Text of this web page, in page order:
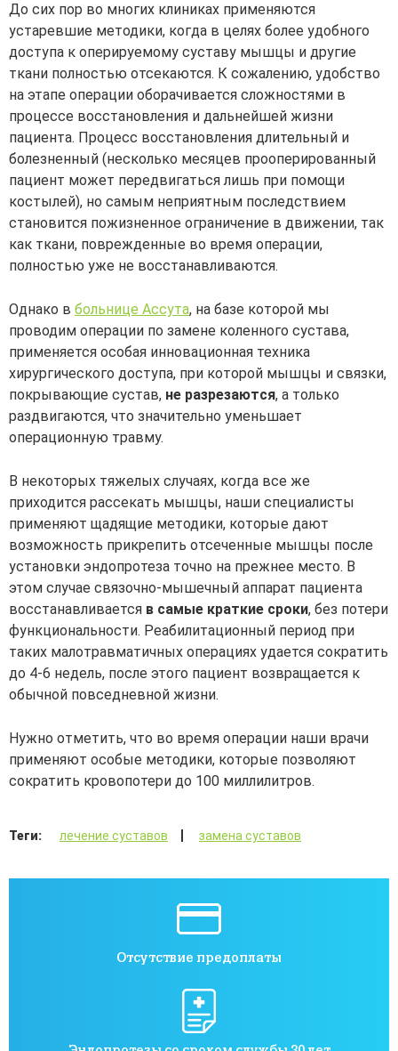
До сих пор во многих клиниках применяются
устаревшие методики, когда в целях более удобного
доступа к оперируемому суставу мышцы и другие
ткани полностью отсекаются. К сожалению, удобство
на этапе операции оборачивается сложностями в
процессе восстановления и дальнейшей жизни
пациента. Процесс восстановления длительный и
болезненный (несколько месяцев прооперированный
пациент может передвигаться лишь при помощи
костылей), но самым неприятным последствием
становится пожизненное ограничение в движении, так
как ткани, поврежденные во время операции,
полностью уже не восстанавливаются.
Однако в больнице Ассута, на базе которой мы
проводим операции по замене коленного сустава,
применяется особая инновационная техника
хирургического доступа, при которой мышцы и связки,
покрывающие сустав, не разрезаются, а только
раздвигаются, что значительно уменьшает
операционную травму.
В некоторых тяжелых случаях, когда все же
приходится рассекать мышцы, наши специалисты
применяют щадящие методики, которые дают
возможность прикрепить отсеченные мышцы после
установки эндопротеза точно на прежнее место. В
этом случае связочно-мышечный аппарат пациента
восстанавливается в самые краткие сроки, без потери
функциональности. Реабилитационный период при
таких малотравматичных операциях удается сократить
до 4-6 недель, после этого пациент возвращается к
обычной повседневной жизни.
Нужно отметить, что во время операции наши врачи
применяют особые методики, которые позволяют
сократить кровопотери до 100 миллилитров.
Теги: лечение суставов замена суставов
Отсутствие предоплаты